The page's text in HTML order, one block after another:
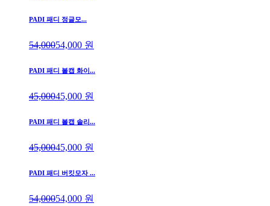
PADI 패디 정글모...
54,00054,000 원
PADI 패디 볼캡 화이...
45,00045,000 원
PADI 패디 볼캡 솔리...
45,00045,000 원
PADI 패디 버킷모자 ...
54,00054,000 원